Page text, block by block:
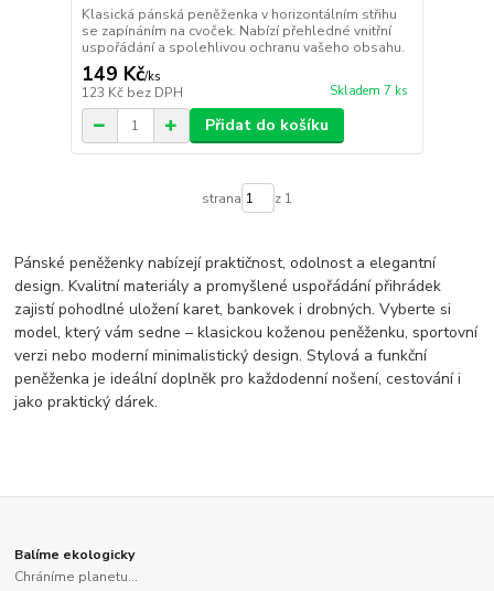
Klasická pánská peněženka v horizontálním střihu
se zapínáním na cvoček. Nabízí přehledné vnitřní
uspořádání a spolehlivou ochranu vašeho obsahu.
149 Kč/ks
123 Kč bez DPH Skladem 7 ks
Přidat do košíku
strana z 1
Pánské peněženky nabízejí praktičnost, odolnost a elegantní
design. Kvalitní materiály a promyšlené uspořádání přihrádek
zajistí pohodlné uložení karet, bankovek i drobných. Vyberte si
model, který vám sedne – klasickou koženou peněženku, sportovní
verzi nebo moderní minimalistický design. Stylová a funkční
peněženka je ideální doplněk pro každodenní nošení, cestování i
jako praktický dárek.
Balíme ekologicky
Chráníme planetu...